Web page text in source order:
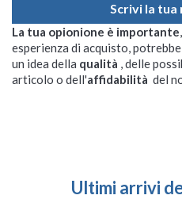
Scrivi la tua
La tua opionione è importante
esperienza di acquisto,
un idea della qualità , delle
articolo o dell'affidabilità del
Ultimi arrivi